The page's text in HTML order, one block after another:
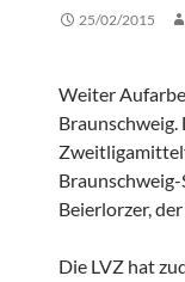
25/02/2015
Weiter
Beierlorzer,
Die LVZ hat